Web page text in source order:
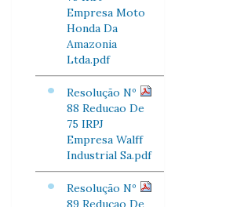
Empresa Moto
Honda Da
Amazonia
Ltda.pdf
Resolução Nº
88 Reducao De
75 IRPJ
Empresa Walff
Industrial Sa.pdf
Resolução Nº
89 Reducao De